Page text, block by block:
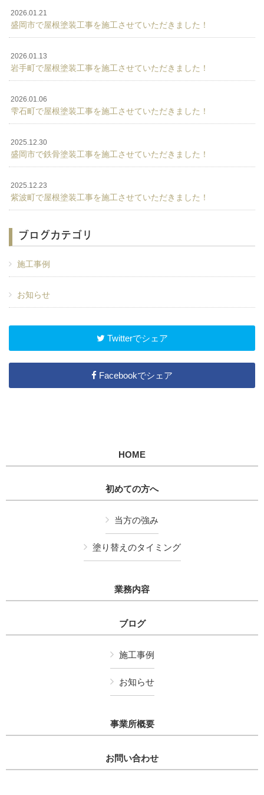
2026.01.21
盛岡市で屋根塗装工事を施工させていただきました！
2026.01.13
岩手町で屋根塗装工事を施工させていただきました！
2026.01.06
雫石町で屋根塗装工事を施工させていただきました！
2025.12.30
盛岡市で鉄骨塗装工事を施工させていただきました！
2025.12.23
紫波町で屋根塗装工事を施工させていただきました！
ブログカテゴリ
施工事例
お知らせ
Twitterでシェア
Facebookでシェア
HOME
初めての方へ
当方の強み
塗り替えのタイミング
業務内容
ブログ
施工事例
お知らせ
事業所概要
お問い合わせ